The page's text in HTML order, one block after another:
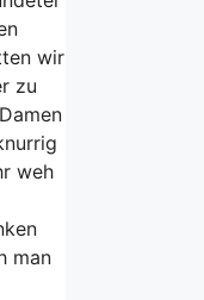
wir
zu
weh
man